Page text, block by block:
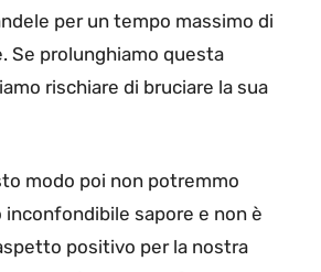
per un tempo massimo di
Se prolunghiamo questa
rischiare di bruciare la sua
modo poi non potremmo
sapore e non è
positivo per la nostra